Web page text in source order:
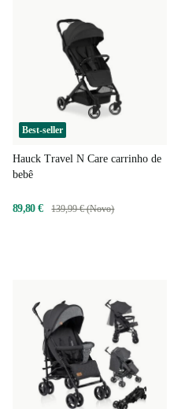
Best-seller
Hauck Travel N Care carrinho de
bebê
89,80 € 139,99 € (Novo)